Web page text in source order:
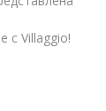
с Villaggio!